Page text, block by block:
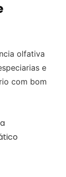
olfativa
e
com bom